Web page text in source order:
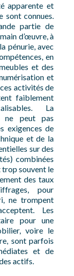
apparente et
sont connues.
partie de
d’œuvre, à
pénurie, avec
en
et des
et
activités de
faiblement
La
ne peut pas
exigences de
et de la
sur des
combinées
souvent le
des taux
pour
ne trompent
Les
pour une
voire le
sont parfois
et de
actifs.